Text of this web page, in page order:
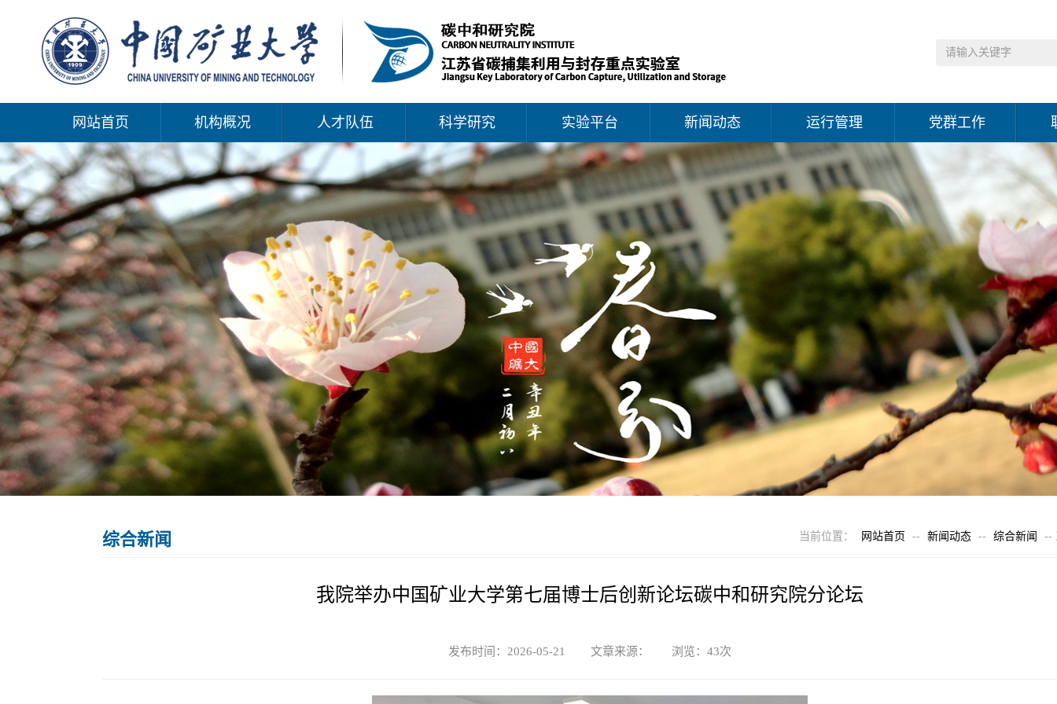
网站首页 机构概况 人才队伍 科学研究 实验平台 新闻动态 运行管理 党群工作
综合新闻 当前位置： 网站首页 -- 新闻动态 -- 综合新闻 --
我院举办中国矿业大学第七届博士后创新论坛碳中和研究院分论坛
发布时间：2026-05-21 文章来源： 浏览： 43次